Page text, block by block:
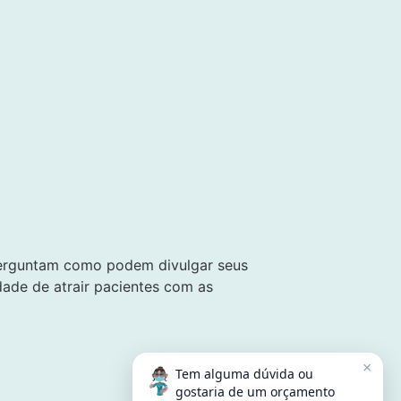
como podem divulgar seus
de atrair pacientes com as
Tem alguma dúvida ou
gostaria de um orçamento
×